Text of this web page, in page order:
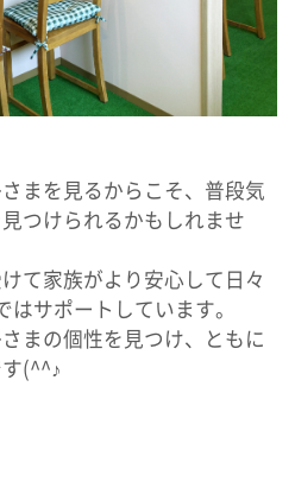
まを見るからこそ、普段気
つけられるかもしれませ
て家族がより安心して日々
はサポートしています。
まの個性を見つけ、ともに
(^^♪